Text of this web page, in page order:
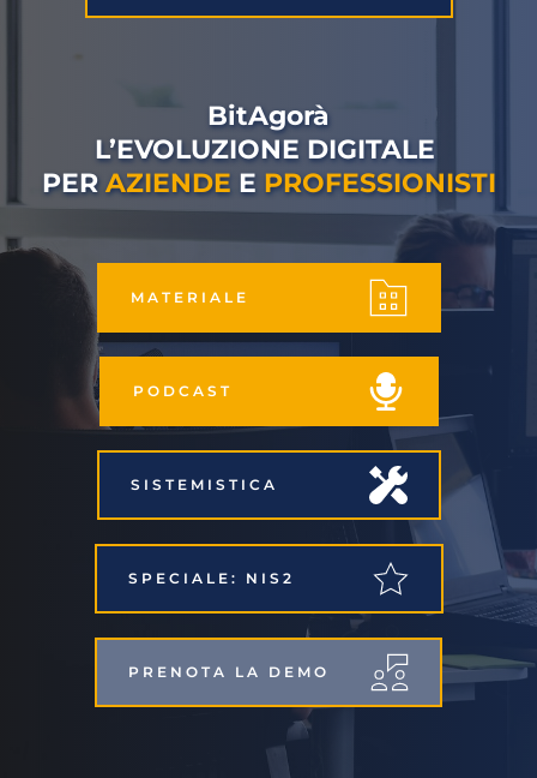
BitAgorà
L’EVOLUZIONE DIGITALE
PER AZIENDE E PROFESSIONISTI
MATERIALE
PODCAST
SISTEMISTICA
SPECIALE: NIS2
PRENOTA LA DEMO